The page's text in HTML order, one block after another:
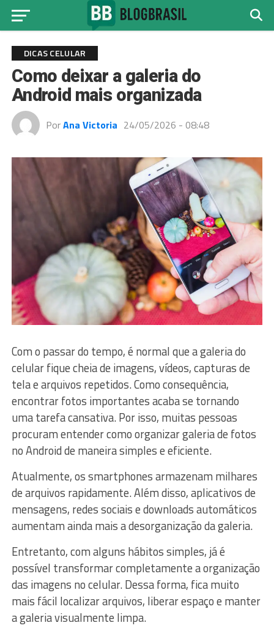
DICAS CELULAR
Como deixar a galeria do
Android mais organizada
PorAna Victoria 24/05/2026 - 08:48
Com o passar do tempo, é normal que a galeria do
celular fique cheia de imagens, vídeos, capturas de
tela e arquivos repetidos. Como consequência,
encontrar fotos importantes acaba se tornando
uma tarefa cansativa. Por isso, muitas pessoas
procuram entender como organizar galeria de fotos
no Android de maneira simples e eficiente.
Atualmente, os smartphones armazenam milhares
de arquivos rapidamente. Além disso, aplicativos de
mensagens, redes sociais e downloads automáticos
aumentam ainda mais a desorganização da galeria.
Entretanto, com alguns hábitos simples, já é
possível transformar completamente a organização
das imagens no celular. Dessa forma, fica muito
mais fácil localizar arquivos, liberar espaço e manter
a galeria visualmente limpa.